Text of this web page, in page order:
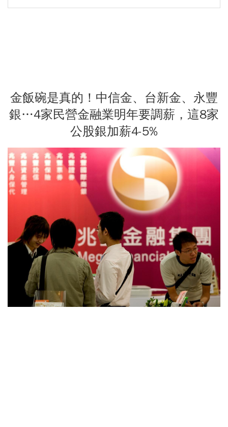
金飯碗是真的！中信金、台新金、永豐
銀…4家民營金融業明年要調薪，這8家
公股銀加薪4-5%